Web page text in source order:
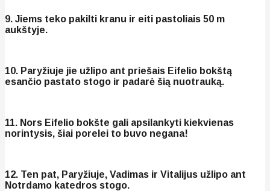
9. Jiems teko pakilti kranu ir eiti pastoliais 50 m
aukštyje.
10. Paryžiuje jie užlipo ant priešais Eifelio bokštą
esančio pastato stogo ir padarė šią nuotrauką.
11. Nors Eifelio bokšte gali apsilankyti kiekvienas
norintysis, šiai porelei to buvo negana!
12. Ten pat, Paryžiuje, Vadimas ir Vitalijus užlipo ant
Notrdamo katedros stogo.